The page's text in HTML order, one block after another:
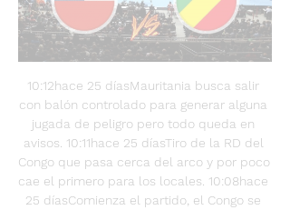
10:12hace 25 díasMauritania busca salir
con balón controlado para generar alguna
jugada de peligro pero todo queda en
avisos. 10:11hace 25 díasTiro de la RD del
Congo que pasa cerca del arco y por poco
cae el primero para los locales. 10:08hace
25 díasComienza el partido, el Congo se